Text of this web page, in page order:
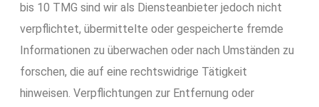
bis 10 TMG sind wir als Diensteanbieter jedoch nicht
verpflichtet, übermittelte oder gespeicherte fremde
Informationen zu überwachen oder nach Umständen zu
forschen, die auf eine rechtswidrige Tätigkeit
hinweisen. Verpflichtungen zur Entfernung oder